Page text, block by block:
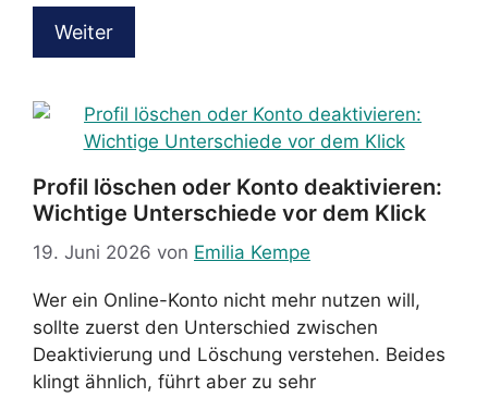
Weiter
Profil löschen oder Konto deaktivieren:
Wichtige Unterschiede vor dem Klick
19. Juni 2026 von Emilia Kempe
Wer ein Online-Konto nicht mehr nutzen will,
sollte zuerst den Unterschied zwischen
Deaktivierung und Löschung verstehen. Beides
klingt ähnlich, führt aber zu sehr